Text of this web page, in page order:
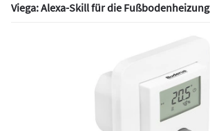
Viega: Alexa-Skill für die Fußbodenheizung